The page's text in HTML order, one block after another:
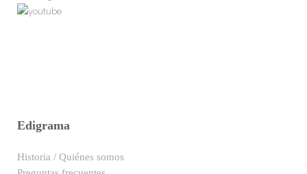
Edigrama
Historia / Quiénes somos